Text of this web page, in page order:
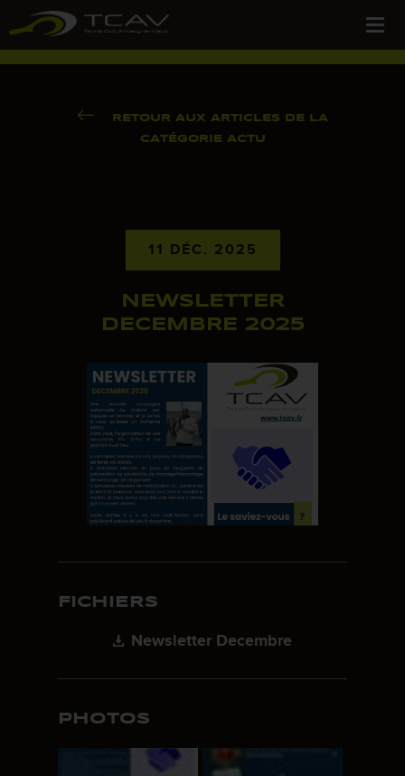
RETOUR AUX ARTICLES DE LA
CATÉGORIE ACTU
11 DÉC. 2025
NEWSLETTER
DECEMBRE 2025
FICHIERS
Newsletter Decembre
PHOTOS